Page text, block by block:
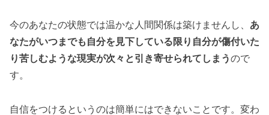
今のあなたの状態では温かな人間関係は築けませんし、 あ
なたがいつまでも自分を見下している限り自分が傷付いた
り苦しむような現実が次々と引き寄せられてしまうので
す。
自信をつけるというのは簡単にはできないことです。変わ